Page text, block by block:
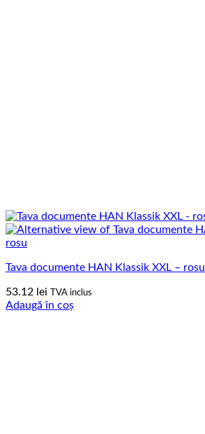
Tava documente HAN Klassik XXL – rosu
53.12 lei TVA inclus
Adaugă în coș